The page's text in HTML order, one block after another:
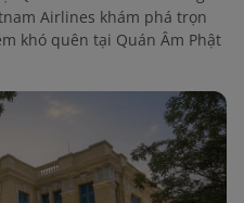
Airlines khám phá trọn
khó quên tại Quán Âm Phật